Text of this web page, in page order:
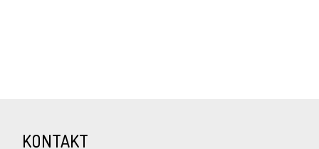
KONTAKT